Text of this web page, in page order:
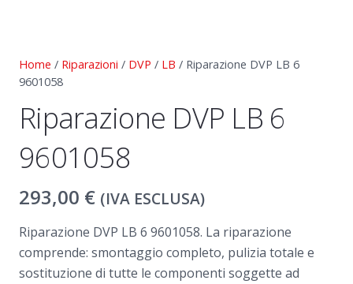
Home / Riparazioni / DVP / LB / Riparazione DVP LB 6
9601058
Riparazione DVP LB 6
9601058
293,00 € (IVA ESCLUSA)
Riparazione DVP LB 6 9601058. La riparazione
comprende: smontaggio completo, pulizia totale e
sostituzione di tutte le componenti soggette ad